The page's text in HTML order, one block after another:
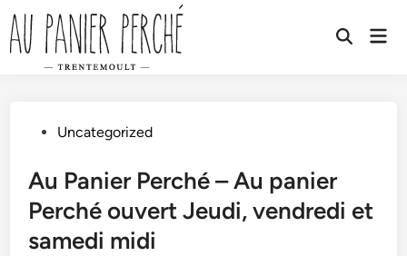
Skip
to
content
Open
PostedUncategorized
Au Panier Perché – Au panier
Perché ouvert Jeudi, vendredi et
samedi midi